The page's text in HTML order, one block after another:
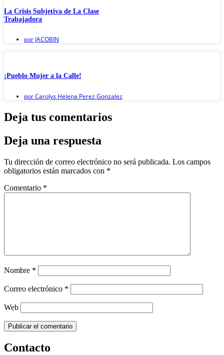
La Crisis Subjetiva de La Clase
Trabajadora
por JACOBIN
¡Pueblo Mujer a la Calle!
porCarolys Helena Perez Gonzalez
Deja tus comentarios
Deja una respuesta
Tu dirección de correo electrónico no será publicada. Los campos
obligatorios están marcados con *
Comentario *
Nombre *
Correo electrónico *
Web
Contacto